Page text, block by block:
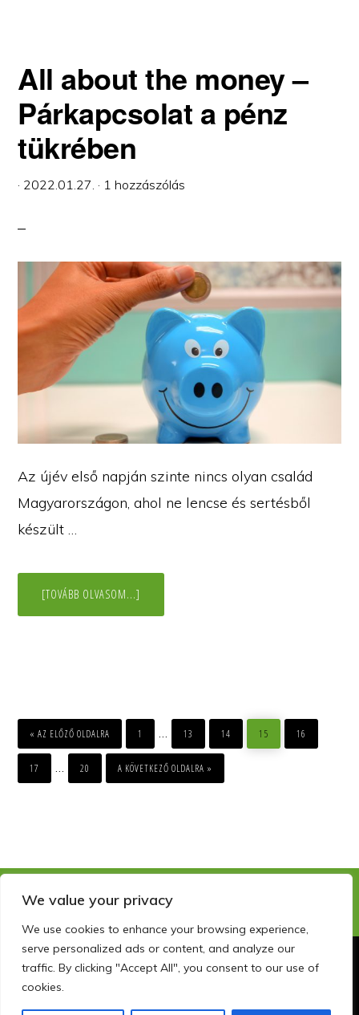
We value your privacy
We use cookies to enhance your browsing experience,
serve personalized ads or content, and analyze our
traffic. By clicking "Accept All", you consent to our use of
cookies.
All about the money –
Párkapcsolat a pénz
tükrében
· 2022.01.27. · 1 hozzászólás
Az újév első napján szinte nincs olyan család
Magyarországon, ahol ne lencse és sertésből
készült …
[TOVÁBB OLVASOM...]
ABOUT
«
MENJ
AZ ELŐZŐ OLDALRA
OLDAL
1
Interim
pages
omitted
…
OLDAL
13
OLDAL
14
OLDAL
15
OLDAL
16
OLDAL
17
Interim
…
OLDAL
20
MENJ
A KÖVETKEZŐ OLDALRA »
Copyright © 2026 · szemelyisegfejlesztocentrum.hu · info@szfc.hu